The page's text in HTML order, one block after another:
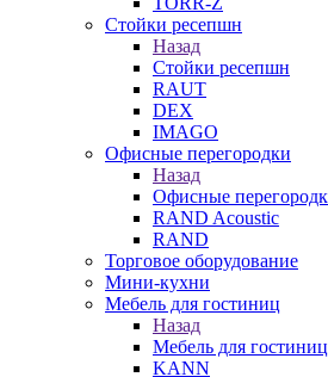
Стойки ресепшн
Назад
Стойки ресепшн
RAUT
DEX
IMAGO
Офисные перегородки
Назад
Офисные
RAND Acoustic
RAND
Торговое оборудование
Мини-кухни
Мебель для гостиниц
Назад
Мебель для гостиниц
KANN